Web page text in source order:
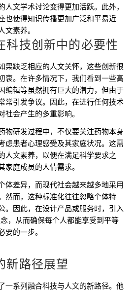
人文学术讨论变得更加活跃。此外，
也使得知识传播更加广泛和平易近
文素养。
科技创新中的必要性
果缺乏相应的人文关怀，这些创新很
衷。在许多情况下，我们看到一些高
编辑等虽然拥有巨大的潜力，但由于
常引发争议。因此，在进行任何技术
会产生的多重影响。
物研发过程中，不仅要关注药物本身
虑患者心理感受及其家庭状况。这需
人文素养，以便在满足科学要求之
庭成员的人情需求。
体差异，而现代社会越来越多地采用
然而，这种标准化往往忽略个体特
。因此，在设计产品或服务时，引入
，从而确保每个人都能享受到平等
要的一步。
新路径展望
一系列融合科技与人文的新路径。他